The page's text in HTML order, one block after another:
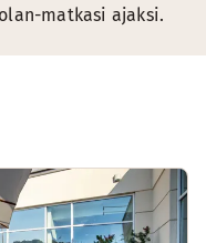
matkasi ajaksi.